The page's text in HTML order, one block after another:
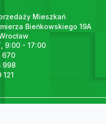
Mieszkań
Bieńkowskiego 19A
9:00 - 17:00
670
998
121